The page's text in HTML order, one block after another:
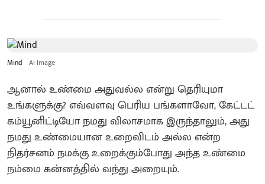
Mind AI Image
ஆனால் உண்மை அதுவல்ல என்று தெரியுமா
உங்களுக்கு? எவ்வளவு பெரிய பங்களாவோ, கேட்டட்
கம்யூனிட்டியோ நமது விலாசமாக இருந்தாலும், அது
நமது உண்மையான உறைவிடம் அல்ல என்ற
நிதர்சனம் நமக்கு உறைக்கும்போது அந்த உண்மை
நம்மை கன்னத்தில் வந்து அறையும்.